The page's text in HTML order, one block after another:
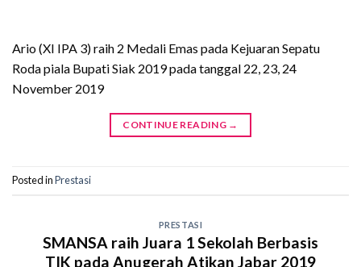
Ario (XI IPA 3) raih 2 Medali Emas pada Kejuaran Sepatu
Roda piala Bupati Siak 2019 pada tanggal 22, 23, 24
November 2019
CONTINUE READING →
Posted inPrestasi
PRESTASI
SMANSA raih Juara 1 Sekolah Berbasis
TIK pada Anugerah Atikan Jabar 2019